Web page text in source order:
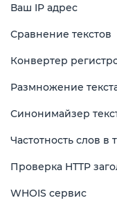
Ваш IP адрес
Сравнение текстов
Конвертер
Размножение
Синонимайзер
Частотность слов в
Проверка HTTP
WHOIS сервис
против
в